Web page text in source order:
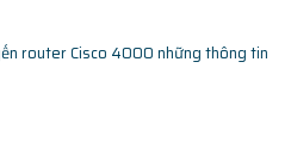
router Cisco 4000 những thông tin